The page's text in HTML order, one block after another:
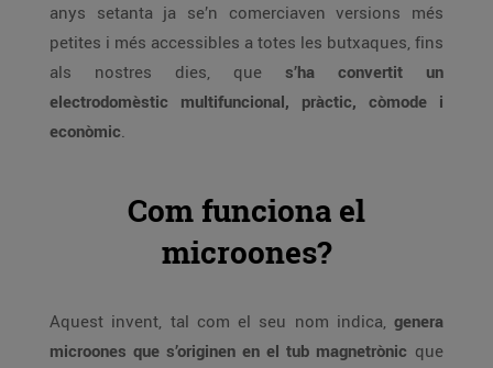
anys setanta ja se’n comerciaven versions més
petites i més accessibles a totes les butxaques, fins
als nostres dies, que s’ha convertit un
electrodomèstic multifuncional, pràctic, còmode i
econòmic.
Com funciona el
microones?
Aquest invent, tal com el seu nom indica, genera
microones que s’originen en el tub magnetrònic que